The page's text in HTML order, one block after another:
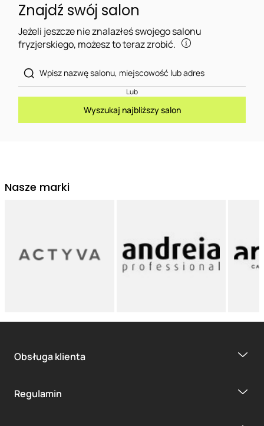
Znajdź swój salon
Jeżeli jeszcze nie znalazłeś swojego salonu
fryzjerskiego, możesz to teraz zrobić.
Lub
Wyszukaj najbliższy salon
Nasze marki
Obsługa klienta
Regulamin